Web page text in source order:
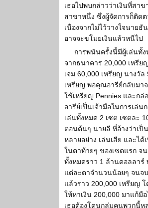
เธอไปพบกล่าวว่าเงินที่สา
สาขาหนึ่ง ซึ่งผู้จัดการก็ติดต
เนื่องจากไม่ไว้วางใจนาย
อาจจะขโมยเงินแล้วหนีไป
การพนันครั้งนี้มีผู้เล่นทั้
จากธนาคาร 20,000 เหรี
เจม 60,000 เหรียญ นางวั
เหรียญ พอคุณอารีย์กลับมา
ใช้เหรียญ Pennies และก
อารีย์เป็นเจ้ามือในการเล่
เล่นทั้งหมด 2 เซต เซตละ
ตอนต้นๆ นายลี ที่อ้างว่าเป็
หลายอย่าง เล่นเสีย และไ
ในตาท้ายๆ ของเซตแรก จ
ทั้งหมดราว 1 ล้านดอลลาร์
แต่ละตาจำนวนน้อยๆ จนจ
แล้วราว 200,000 เหรียญ
ให้หาเงิน 200,000 มาแก้มื
เธอต้องโดนกลุ่มคนพวกนี้ห